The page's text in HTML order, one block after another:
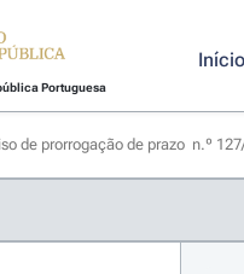
Portuguesa
Início
de prorrogação de prazo  n.º